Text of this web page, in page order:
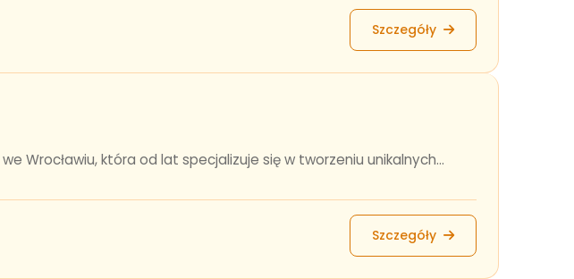
Szczegóły
Wrocławiu, która od lat specjalizuje się w tworzeniu unikalnych...
Szczegóły